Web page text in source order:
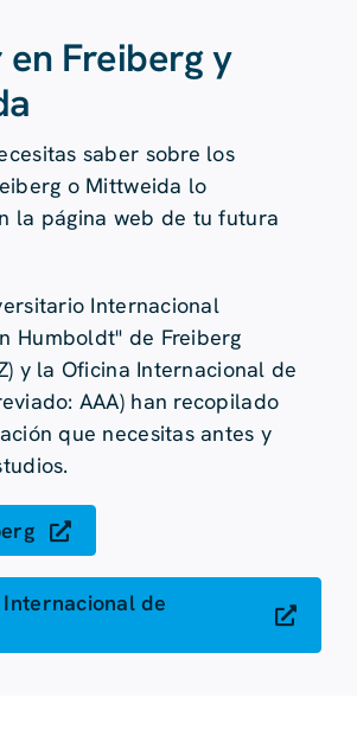
Freiberg y
saber sobre los
o Mittweida lo
la página web de tu futura
Internacional
Humboldt" de Freiberg
y la Oficina Internacional de
AAA) han recopilado
que necesitas antes y
de